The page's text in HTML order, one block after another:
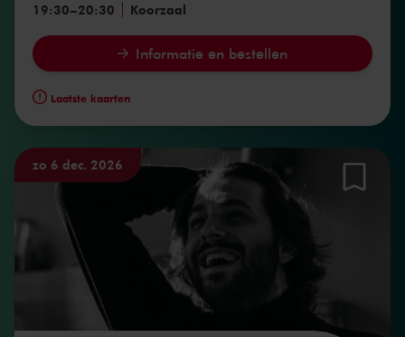
19:30–20:30 Koorzaal
Informatie en bestellen
Laatste kaarten
zo 6 dec. 2026